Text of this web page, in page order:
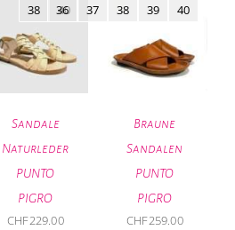
Sandale
Naturleder
PUNTO
PIGRO
38 40
CHF229.00
Braune
Sandalen
PUNTO
PIGRO
36 37 38 39 40
CHF259.00